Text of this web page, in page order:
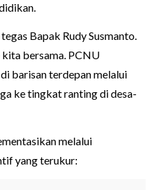
Bapak Rudy Susmanto.
kita bersama. PCNU
barisan terdepan melalui
ke tingkat ranting di desa-
melalui
yang terukur: